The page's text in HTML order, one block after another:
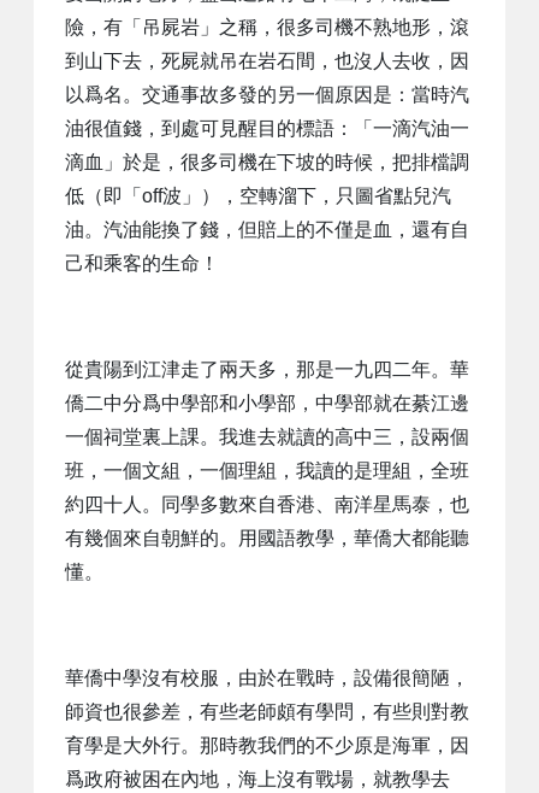
險，有「吊屍岩」之稱，很多司機不熟地形，滾
到山下去，死屍就吊在岩石間，也沒人去收，因
以爲名。交通事故多發的另一個原因是：當時汽
油很值錢，到處可見醒目的標語：「一滴汽油一
滴血」於是，很多司機在下坡的時候，把排檔調
低（即「off波」），空轉溜下，只圖省點兒汽
油。汽油能換了錢，但賠上的不僅是血，還有自
己和乘客的生命！
從貴陽到江津走了兩天多，那是一九四二年。華
僑二中分爲中學部和小學部，中學部就在綦江邊
一個祠堂裏上課。我進去就讀的高中三，設兩個
班，一個文組，一個理組，我讀的是理組，全班
約四十人。同學多數來自香港、南洋星馬泰，也
有幾個來自朝鮮的。用國語教學，華僑大都能聽
懂。
華僑中學沒有校服，由於在戰時，設備很簡陋，
師資也很參差，有些老師頗有學問，有些則對教
育學是大外行。那時教我們的不少原是海軍，因
爲政府被困在內地，海上沒有戰場，就教學去